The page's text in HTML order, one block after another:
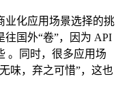
化应用场景选择的挑
国外“卷”，因为 API
。同时，很多应用场
味，弃之可惜”，这也